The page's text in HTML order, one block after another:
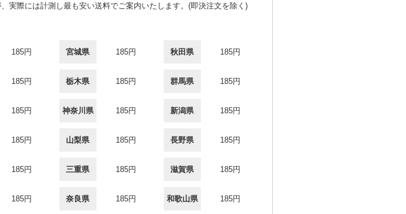
実際には計測し最も安い送料でご案内いたします。(即決注文を除く)
185円 宮城県 185円 秋田県 185円
185円 栃木県 185円 群馬県 185円
185円 神奈川県 185円 新潟県 185円
185円 山梨県 185円 長野県 185円
185円 三重県 185円 滋賀県 185円
185円 奈良県 185円 和歌山県 185円